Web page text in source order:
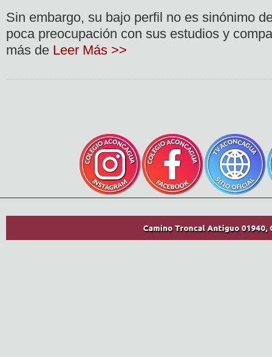
Sin embargo, su bajo perfil no es sinónimo
poca preocupación con sus estudios y
más de Leer Más >>